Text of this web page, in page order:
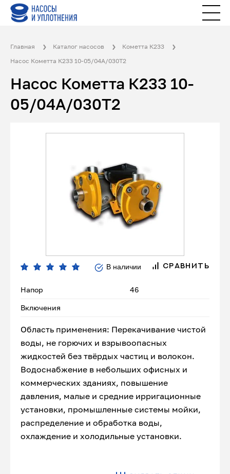
Главная Каталог насосов
Кометта К233
Насос Кометта К233 10-05/04А/030Т2
Насос Кометта К233 10-
05/04А/030Т2
В наличии СРАВНИТЬ
Напор 46
Включения
Область применения: Перекачивание чистой
воды, не горючих и взрывоопасных
жидкостей без твёрдых частиц и волокон.
Водоснабжение в небольших офисных и
коммерческих зданиях, повышение
давления, малые и средние ирригационные
установки, промышленные системы мойки,
распределение и обработка воды,
охлаждение и холодильные установки.